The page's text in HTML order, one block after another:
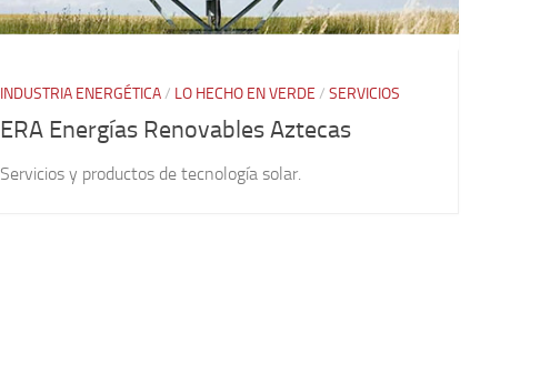
INDUSTRIA ENERGÉTICA/ LO HECHO EN VERDE / SERVICIOS
ERA Energías Renovables Aztecas
Servicios y productos de tecnología solar.